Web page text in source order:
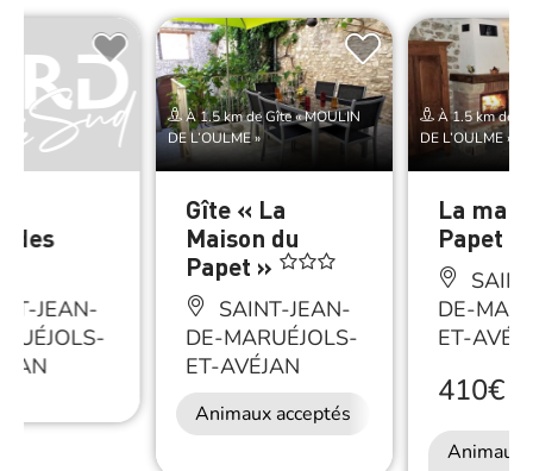
JEAN-
À 1.5 km de Gîte « MOULIN
DE L’OULME »
Gîte « La
Maison du
Papet »
SAINT-JEAN-
DE-MARUÉJOLS-
ET-AVÉJAN
Animaux acceptés
À 1.5 km de
DE L’OULME »
La
Papet
DE-
ET-
410€/
Animaux